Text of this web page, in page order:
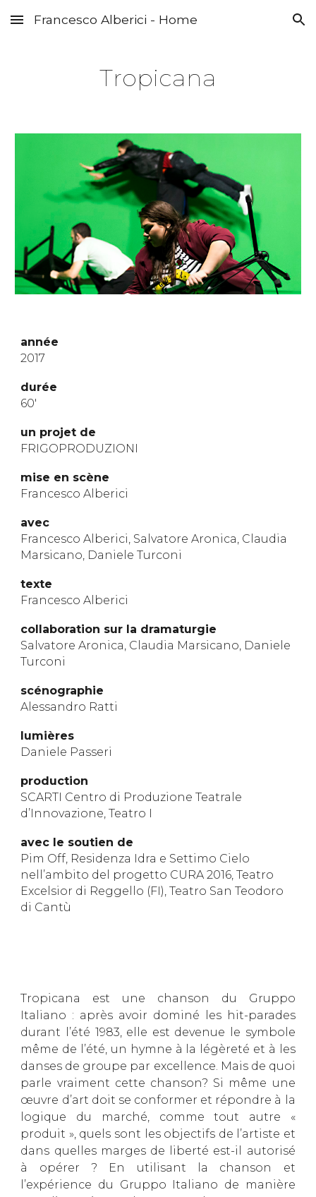
Skip to main content Skip to navigation
Francesco Alberici - Home
Tropicana
année
2017
durée
60′
un projet de
FRIGOPRODUZIONI
mise en scène
Francesco Alberici
avec
Francesco Alberici, Salvatore Aronica, Claudia
Marsicano, Daniele Turconi
texte
Francesco Alberici
collaboration sur la dramaturgie
Salvatore Aronica, Claudia Marsicano, Daniele
Turconi
scénographie
Alessandro Ratti
lumières
Daniele Passeri
production
SCARTI Centro di Produzione Teatrale
d’Innovazione, Teatro I
avec le soutien de
Pim Off, Residenza Idra e Settimo Cielo
nell’ambito del progetto CURA 2016, Teatro
Excelsior di Reggello (FI), Teatro San Teodoro
di Cantù
Tropicana est une chanson du Gruppo
Italiano : après avoir dominé les hit-parades
durant l’été 1983, elle est devenue le symbole
même de l’été, un hymne à la légèreté et à les
danses de groupe par excellence. Mais de quoi
parle vraiment cette chanson? Si même une
œuvre d’art doit se conformer et répondre à la
logique du marché, comme tout autre «
produit », quels sont les objectifs de l’artiste et
dans quelles marges de liberté est-il autorisé
à opérer ? En utilisant la chanson et
l’expérience du Gruppo Italiano de manière